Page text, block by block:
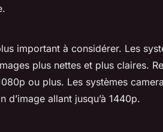
important à considérer. Les
plus nettes et plus claires.
ou plus. Les systèmes
d’image allant jusqu’à 1440p.